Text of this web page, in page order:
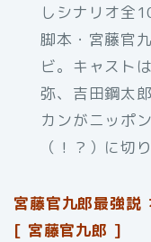
しシナリオ全
脚本・宮藤官
ビ。キャスト
弥、吉田鋼太
カンがニッポ
（！？）に切
宮藤官九郎最強説
[ 宮藤官九郎 ]